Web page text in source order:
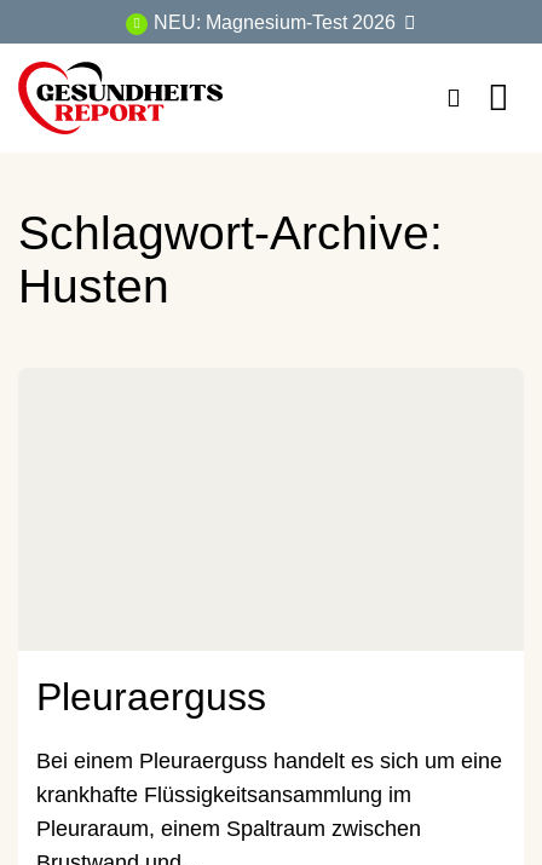
Inhalt
springen
NEU: Magnesium-Test 2026
Schlagwort-Archive:
Husten
Pleuraerguss
Bei einem Pleuraerguss handelt es sich um eine
krankhafte Flüssigkeitsansammlung im
Pleuraraum, einem Spaltraum zwischen